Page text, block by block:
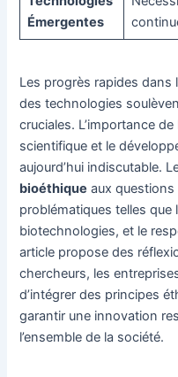
Émergentes
Les progrès rapides
des technologies
cruciales. L’importance de
scientifique et le
aujourd’hui indiscutable.
bioéthique aux
problématiques telles que
biotechnologies, et le
article propose des
chercheurs, les
d’intégrer des principes
garantir une innovation
l’ensemble de la société.